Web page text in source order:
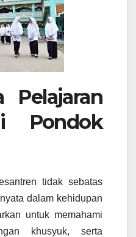
Pelajaran
Pondok
tidak sebatas
dalam kehidupan
untuk memahami
khusyuk, serta